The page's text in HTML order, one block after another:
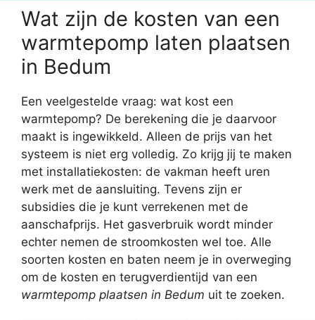
Wat zijn de kosten van een
warmtepomp laten plaatsen
in Bedum
Een veelgestelde vraag: wat kost een
warmtepomp? De berekening die je daarvoor
maakt is ingewikkeld. Alleen de prijs van het
systeem is niet erg volledig. Zo krijg jij te maken
met installatiekosten: de vakman heeft uren
werk met de aansluiting. Tevens zijn er
subsidies die je kunt verrekenen met de
aanschafprijs. Het gasverbruik wordt minder
echter nemen de stroomkosten wel toe. Alle
soorten kosten en baten neem je in overweging
om de kosten en terugverdientijd van een
warmtepomp plaatsen in Bedum uit te zoeken.